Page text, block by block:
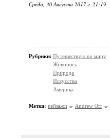
Среда, 30 Августа 2017 г. 21:19
Рубрики: Путешествую по миру
Живопись
Природа
Искусство
Америка
Метки: пейзажи Andrew Orr